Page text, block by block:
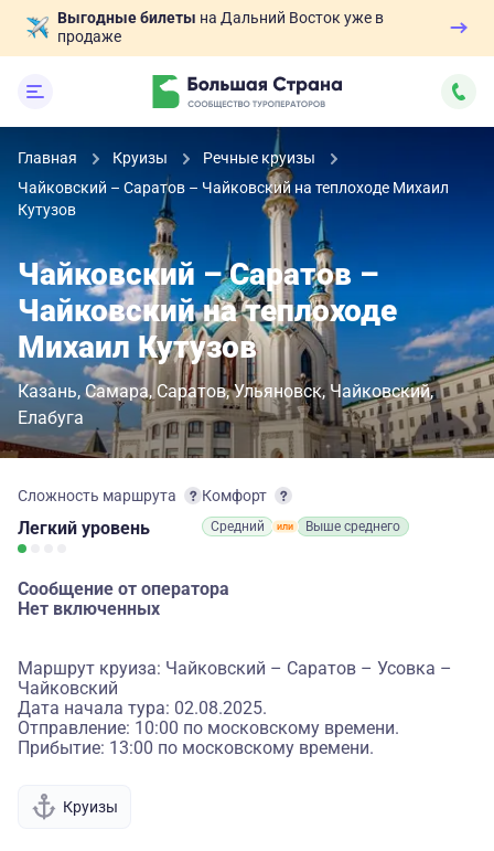
Выгодные билеты на Дальний Восток уже в
продаже
Главная Круизы
Речные круизы
Чайковский – Саратов – Чайковский на теплоходе Михаил
Кутузов
Чайковский – Саратов –
Чайковский на теплоходе
Михаил Кутузов
Казань Самара Саратов Ульяновск Чайковский
Елабуга
Сложность маршрута
Легкий уровень
Комфорт
Средний Выше среднего
Сообщение от оператора
Нет включенных
Маршрут круиза: Чайковский – Саратов – Усовка –
Чайковский
Дата начала тура: 02.08.2025.
Отправление: 10:00 по московскому времени.
Прибытие: 13:00 по московскому времени.
Круизы